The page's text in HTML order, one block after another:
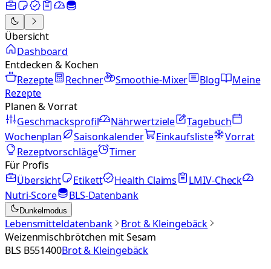
Übersicht
Dashboard
Entdecken & Kochen
Rezepte
Rechner Smoothie-Mixer Blog
Meine
Rezepte
Planen & Vorrat
Geschmacksprofil
Nährwertziele
Tagebuch
Wochenplan
Saisonkalender Einkaufsliste
Vorrat
Rezeptvorschläge
Timer
Für Profis
Übersicht
Etikett Health Claims
LMIV-Check
Nutri-Score
BLS-Datenbank
Dunkelmodus
Lebensmitteldatenbank
Brot & Kleingebäck
Weizenmischbrötchen mit Sesam
BLS B551400Brot & Kleingebäck